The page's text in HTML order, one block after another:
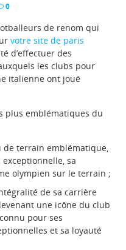
0
de renom qui
votre site de paris
d’effectuer des
les clubs pour
italienne ont joué
plus emblématiques du
terrain emblématique,
sa
olympien sur le terrain ;
de sa carrière
une icône du club
pour ses
et sa loyauté